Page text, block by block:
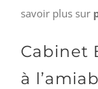
savoir plus sur
Cabinet
à